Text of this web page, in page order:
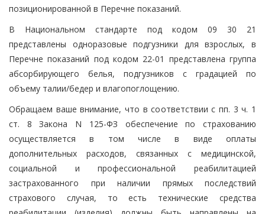
позиционированной в Перечне показаний.
В Национальном стандарте под кодом 09 30 21
представлены одноразовые подгузники для взрослых, в
Перечне показаний под кодом 22-01 представлена группа
абсорбирующего белья, подгузников с градацией по
объему талии/бедер и влагопоглощению.
Обращаем ваше внимание, что в соответствии с пп. 3 ч. 1
ст. 8 Закона N 125-ФЗ обеспечение по страхованию
осуществляется в том числе в виде оплаты
дополнительных расходов, связанных с медицинской,
социальной и профессиональной реабилитацией
застрахованного при наличии прямых последствий
страхового случая, то есть технические средства